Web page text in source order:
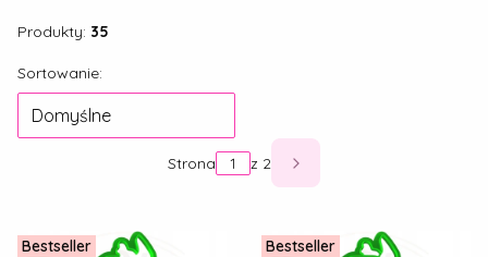
Produkty: 35
Lista produktów
Sortowanie:
Domyślne
Strona z 2 Następne produkty
Bestseller Bestseller